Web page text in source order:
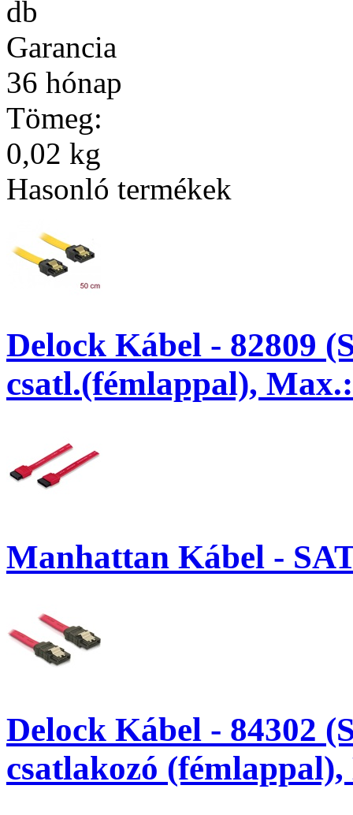
db
Garancia
36 hónap
Tömeg:
0,02 kg
Hasonló termékek
Delock Kábel - 82809
csatl.(fémlappal),
Manhattan Kábel -
Delock Kábel - 84302
csatlakozó